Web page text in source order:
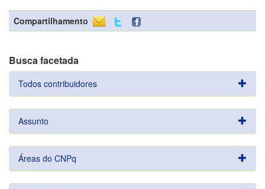
Compartilhamento
Busca facetada
Todos contribuidores
Assunto
Áreas do CNPq